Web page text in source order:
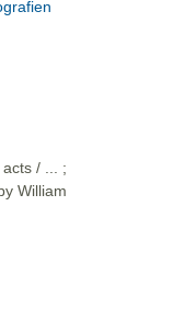
/ ... ;
William